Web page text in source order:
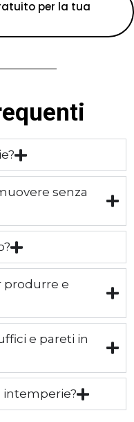
per la tua
senza
produrre e
e pareti in
intemperie?